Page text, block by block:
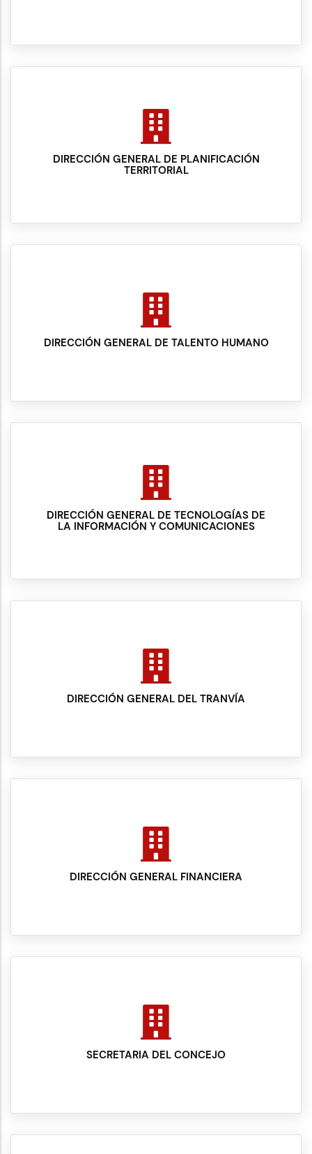
DIRECCIÓN GENERAL DE PLANIFICACIÓN
TERRITORIAL
DIRECCIÓN GENERAL DE TALENTO HUMANO
DIRECCIÓN GENERAL DE TECNOLOGÍAS DE
LA INFORMACIÓN Y COMUNICACIONES
DIRECCIÓN GENERAL DEL TRANVÍA
DIRECCIÓN GENERAL FINANCIERA
SECRETARIA DEL CONCEJO